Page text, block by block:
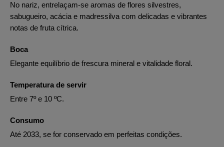
No nariz, entrelaçam-se aromas de flores silvestres,
sabugueiro, acácia e madressilva com delicadas e vibrantes
notas de fruta cítrica.
Boca
Elegante equilíbrio de frescura mineral e vitalidade floral.
Temperatura de servir
Entre 7º e 10 ºC.
Consumo
Até 2033, se for conservado em perfeitas condições.